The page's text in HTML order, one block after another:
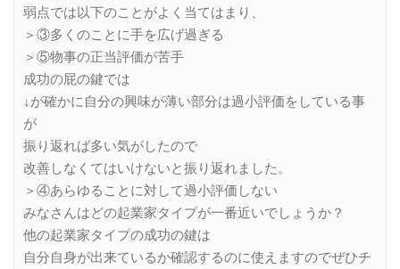
弱点では以下のことがよく当てはまり、
＞③多くのことに手を広げ過ぎる
＞⑤物事の正当評価が苦手
成功の屁の鍵では
↓が確かに自分の興味が薄い部分は過小評価をしている事
が
振り返れば多い気がしたので
改善しなくてはいけないと振り返れました。
＞④あらゆることに対して過小評価しない
みなさんはどの起業家タイプが一番近いでしょうか？
他の起業家タイプの成功の鍵は
自分自身が出来ているか確認するのに使えますのでぜひチ